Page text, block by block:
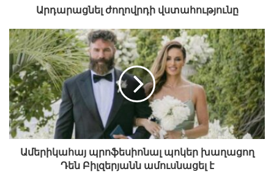
Արդարացնել ժողովրդի վստահությունը
Ամերիկահայ պրոֆեսիոնալ պոկեր խաղացող
Դեն Բիլզերյանն ամուսնացել է